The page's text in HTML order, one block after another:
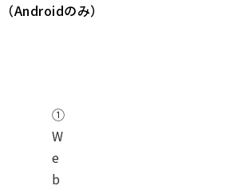
Androidのみ）
①
W
e
b